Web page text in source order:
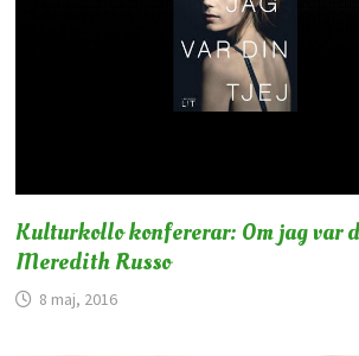
Kulturkollo konfererar: Om jag var
Meredith Russo
8 maj, 2016